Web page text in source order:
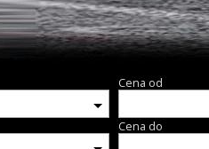
Cena od
Cena do